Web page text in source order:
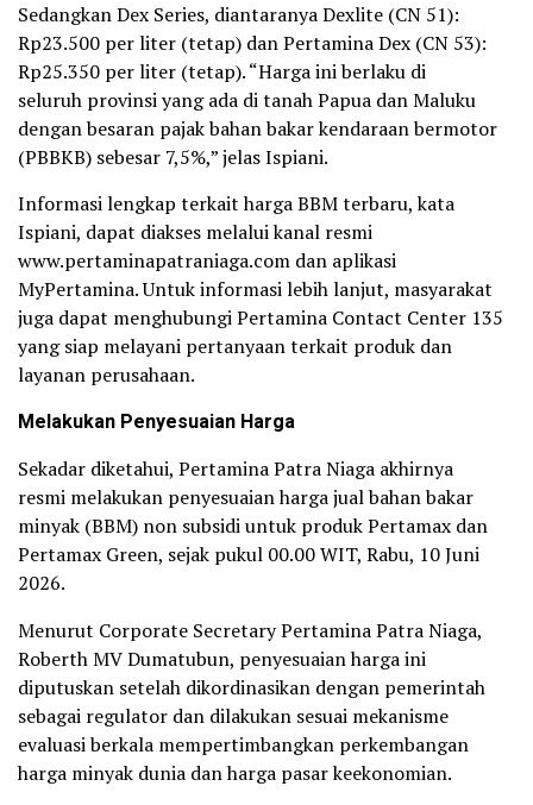
Sedangkan Dex Series, diantaranya Dexlite (CN 51):
Rp23.500 per liter (tetap) dan Pertamina Dex (CN 53):
Rp25.350 per liter (tetap). “Harga ini berlaku di
seluruh provinsi yang ada di tanah Papua dan Maluku
dengan besaran pajak bahan bakar kendaraan bermotor
(PBBKB) sebesar 7,5%,” jelas Ispiani.
Informasi lengkap terkait harga BBM terbaru, kata
Ispiani, dapat diakses melalui kanal resmi
www.pertaminapatraniaga.com dan aplikasi
MyPertamina. Untuk informasi lebih lanjut, masyarakat
juga dapat menghubungi Pertamina Contact Center 135
yang siap melayani pertanyaan terkait produk dan
layanan perusahaan.
Melakukan Penyesuaian Harga
Sekadar diketahui, Pertamina Patra Niaga akhirnya
resmi melakukan penyesuaian harga jual bahan bakar
minyak (BBM) non subsidi untuk produk Pertamax dan
Pertamax Green, sejak pukul 00.00 WIT, Rabu, 10 Juni
2026.
Menurut Corporate Secretary Pertamina Patra Niaga,
Roberth MV Dumatubun, penyesuaian harga ini
diputuskan setelah dikordinasikan dengan pemerintah
sebagai regulator dan dilakukan sesuai mekanisme
evaluasi berkala mempertimbangkan perkembangan
harga minyak dunia dan harga pasar keekonomian.